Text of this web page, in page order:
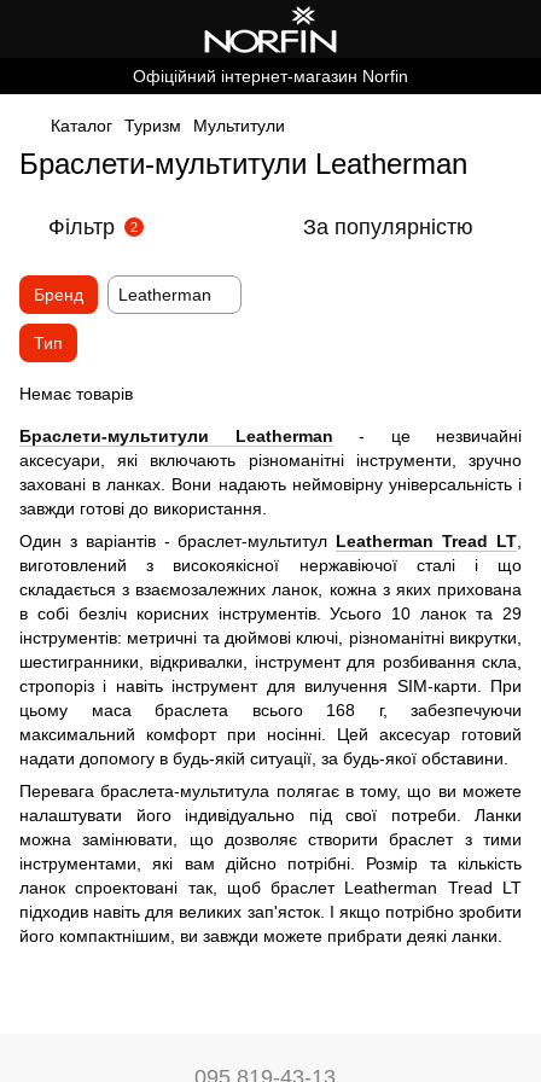
Офіційний інтернет-магазин Norfin
Каталог Туризм Мультитули
Браслети-мультитули Leatherman
Фільтр 2 За популярністю
Бренд Leatherman
Тип
Немає товарів
Браслети-мультитули Leatherman - це незвичайні
аксесуари, які включають різноманітні інструменти, зручно
заховані в ланках. Вони надають неймовірну універсальність і
завжди готові до використання.
Один з варіантів - браслет-мультитул Leatherman Tread LT
виготовлений з високоякісної нержавіючої сталі і що
складається з взаємозалежних ланок, кожна з яких прихована
в собі безліч корисних інструментів. Усього 10 ланок та 29
інструментів: метричні та дюймові ключі, різноманітні викрутки,
шестигранники, відкривалки, інструмент для розбивання скла,
стропоріз і навіть інструмент для вилучення SIM-карти. При
цьому маса браслета всього 168 г, забезпечуючи
максимальний комфорт при носінні. Цей аксесуар готовий
надати допомогу в будь-якій ситуації, за будь-якої обставини.
Перевага браслета-мультитула полягає в тому, що ви можете
налаштувати його індивідуально під свої потреби. Ланки
можна замінювати, що дозволяє створити браслет з тими
інструментами, які вам дійсно потрібні. Розмір та кількість
ланок спроектовані так, щоб браслет Leatherman Tread LT
підходив навіть для великих зап'ясток. І якщо потрібно зробити
його компактнішим, ви завжди можете прибрати деякі ланки.
095 819-43-13